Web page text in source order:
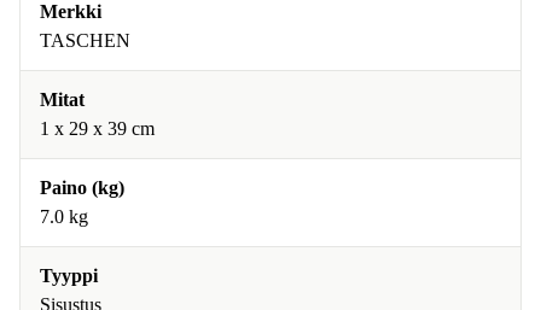
Merkki
TASCHEN
Mitat
1 x 29 x 39 cm
Paino (kg)
7.0 kg
Tyyppi
Sisustus